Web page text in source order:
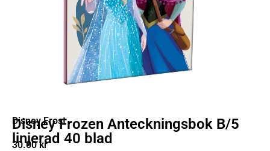
Disney Frost
Disney Frozen Anteckningsbok B/5
linjerad 40 blad
30.00kr